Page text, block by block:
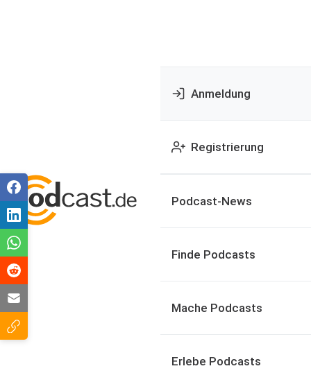
Anmeldung
Registrierung
Podcast-News
Finde Podcasts
Mache Podcasts
Erlebe Podcasts